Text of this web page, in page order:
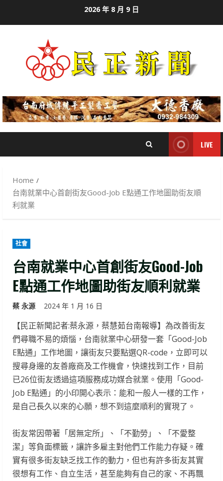
2026 年 8 月 9 日
LIVE
Home
台南就業中心首創街友Good-Job E點通工作地圖助街友順
利就業
社會
台南就業中心首創街友Good-Job
E點通工作地圖助街友順利就業
蔡 永源 2024 年 1 月 16 日
【民正新聞記者:蔡永源，蔡慧茹台南報導】為改善街友
們尋職不易的煩惱，台南就業中心研發一套「Good-Job
E點通」工作地圖，讓街友只要點選QR-code，立即可以
搜尋身邊的友善廠商及工作機會，快速找到工作，目前
已26位街友透過這項服務成功媒合就業。使用「Good-
Job E點通」的小印開心表示：能和一般人一樣的工作，
是自己長久以來的心願，想不到這麼順利的實現了。
街友常因帶著「居無定所」、「不勤勞」、「不愛整
潔」等負面標籤，讓許多雇主對他們工作能力存疑。確
實有很多街友缺乏找工作的動力，但也有許多街友其實
很想有工作、自立生活，甚至能夠有自己的家、不再飄